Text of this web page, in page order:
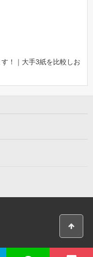
！｜大手3紙を比較しお